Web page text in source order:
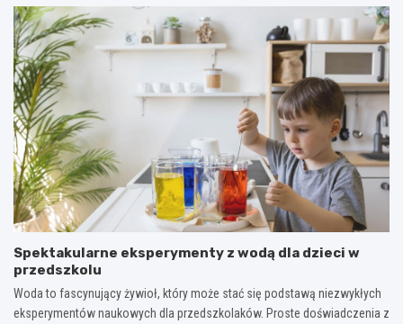
Spektakularne eksperymenty z wodą dla dzieci w
przedszkolu
Woda to fascynujący żywioł, który może stać się podstawą niezwykłych
eksperymentów naukowych dla przedszkolaków. Proste doświadczenia z